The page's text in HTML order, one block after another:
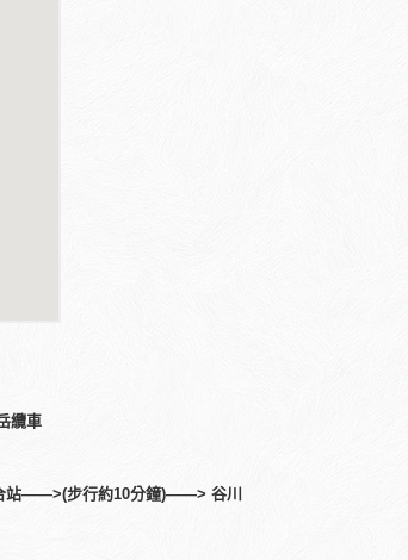
纜車
站——>(步行約10分鐘)——> 谷川